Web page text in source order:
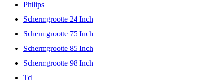
Philips
Schermgrootte 24 Inch
Schermgrootte 75 Inch
Schermgrootte 85 Inch
Schermgrootte 98 Inch
Tcl